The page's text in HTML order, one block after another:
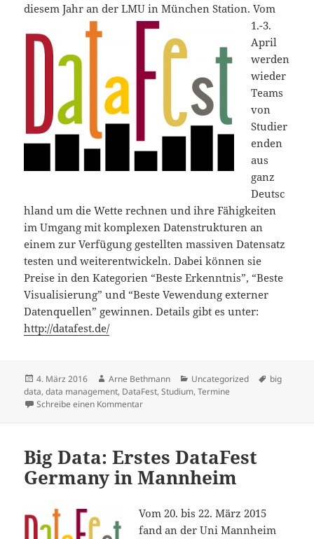
diesem Jahran der LMU in München Station. Vom
1.-3.
April
werden
wieder
Teams
von
Studier
enden
aus
ganz
Deutsc
hland um die Wette rechnen und ihre Fähigkeiten
im Umgang mit komplexen Datenstrukturen an
einem zur Verfügung gestellten massiven Datensatz
testen und weiterentwickeln. Dabei können sie
Preise in den Kategorien “Beste Erkenntnis”, “Beste
Visualisierung” und “Beste Vewendung externer
Datenquellen” gewinnen. Details gibt es unter:
http://datafest.de/
Veröffentlicht
am
4. März 2016 Autor
Arne Bethmann Kategorien
Uncategorized
big
data,data management, DataFest,Studium,Termine
Schreibe einen Kommentarzu Big Data: 2. DataFest Germany an der
Big Data: Erstes DataFest
Germany in Mannheim
Vom 20. bis 22. März 2015
fand an der Uni Mannheim